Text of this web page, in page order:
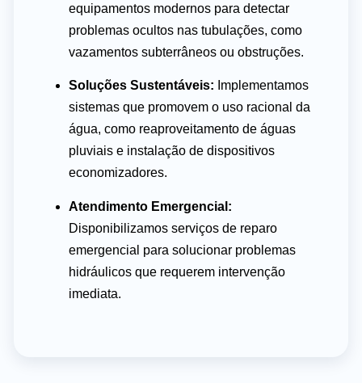
equipamentos modernos para detectar
problemas ocultos nas tubulações, como
vazamentos subterrâneos ou obstruções.
Soluções Sustentáveis: Implementamos
sistemas que promovem o uso racional da
água, como reaproveitamento de águas
pluviais e instalação de dispositivos
economizadores.
Atendimento Emergencial:
Disponibilizamos serviços de reparo
emergencial para solucionar problemas
hidráulicos que requerem intervenção
imediata.